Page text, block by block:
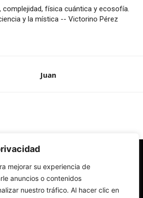
mejorar su experiencia de
anuncios o contenidos
nuestro tráfico. Al hacer clic en
complejidad, física cuántica y ecosofía.
y la mística -- Victorino Pérez
Juan
Cristianas